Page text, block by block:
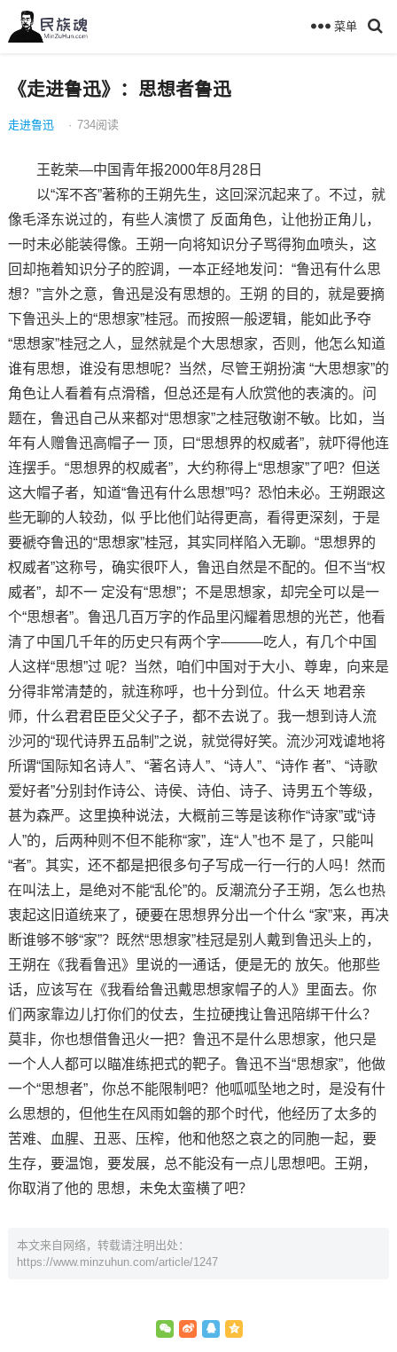
菜单
《走进鲁迅》：思想者鲁迅
走进鲁迅 · 734阅读
王乾荣—中国青年报2000年8月28日
以“浑不吝”著称的王朔先生，这回深沉起来了。不过，就
像毛泽东说过的，有些人演惯了 反面角色，让他扮正角儿，
一时未必能装得像。王朔一向将知识分子骂得狗血喷头，这
回却拖着知识分子的腔调，一本正经地发问：“鲁迅有什么思
想？”言外之意，鲁迅是没有思想的。王朔 的目的，就是要摘
下鲁迅头上的“思想家”桂冠。而按照一般逻辑，能如此予夺
“思想家”桂冠之人，显然就是个大思想家，否则，他怎么知道
谁有思想，谁没有思想呢？当然，尽管王朔扮演 “大思想家”的
角色让人看着有点滑稽，但总还是有人欣赏他的表演的。问
题在，鲁迅自己从来都对“思想家”之桂冠敬谢不敏。比如，当
年有人赠鲁迅高帽子一 顶，曰“思想界的权威者”，就吓得他连
连摆手。“思想界的权威者”，大约称得上“思想家”了吧？但送
这大帽子者，知道“鲁迅有什么思想”吗？恐怕未必。王朔跟这
些无聊的人较劲，似 乎比他们站得更高，看得更深刻，于是
要褫夺鲁迅的“思想家”桂冠，其实同样陷入无聊。“思想界的
权威者”这称号，确实很吓人，鲁迅自然是不配的。但不当“权
威者”，却不一 定没有“思想”；不是思想家，却完全可以是一
个“思想者”。鲁迅几百万字的作品里闪耀着思想的光芒，他看
清了中国几千年的历史只有两个字———吃人，有几个中国
人这样“思想”过 呢？当然，咱们中国对于大小、尊卑，向来是
分得非常清楚的，就连称呼，也十分到位。什么天 地君亲
师，什么君君臣臣父父子子，都不去说了。我一想到诗人流
沙河的“现代诗界五品制”之说，就觉得好笑。流沙河戏谑地将
所谓“国际知名诗人”、“著名诗人”、“诗人”、“诗作 者”、“诗歌
爱好者”分别封作诗公、诗侯、诗伯、诗子、诗男五个等级，
甚为森严。这里换种说法，大概前三等是该称作“诗家”或“诗
人”的，后两种则不但不能称“家”，连“人”也不 是了，只能叫
“者”。其实，还不都是把很多句子写成一行一行的人吗！然而
在叫法上，是绝对不能“乱伦”的。反潮流分子王朔，怎么也热
衷起这旧道统来了，硬要在思想界分出一个什么 “家”来，再决
断谁够不够“家”？既然“思想家”桂冠是别人戴到鲁迅头上的，
王朔在《我看鲁迅》里说的一通话，便是无的 放矢。他那些
话，应该写在《我看给鲁迅戴思想家帽子的人》里面去。你
们两家靠边儿打你们的仗去，生拉硬拽让鲁迅陪绑干什么？
莫非，你也想借鲁迅火一把？鲁迅不是什么思想家，他只是
一个人人都可以瞄准练把式的靶子。鲁迅不当“思想家”，他做
一个“思想者”，你总不能限制吧？他呱呱坠地之时，是没有什
么思想的，但他生在风雨如磐的那个时代，他经历了太多的
苦难、血腥、丑恶、压榨，他和他怒之哀之的同胞一起，要
生存，要温饱，要发展，总不能没有一点儿思想吧。王朔，
你取消了他的 思想，未免太蛮横了吧？
本文来自网络，转载请注明出处：
https://www.minzuhun.com/article/1247